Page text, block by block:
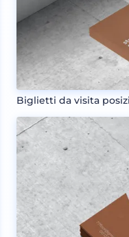
Biglietti da visita